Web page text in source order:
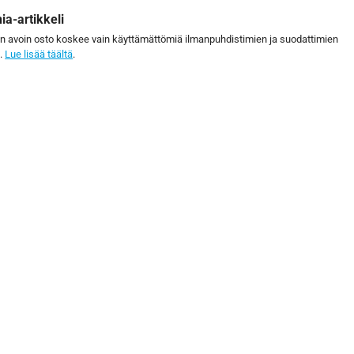
artikkeli
avoin osto koskee vain käyttämättömiä ilmanpuhdistimien ja suodattimien
Lue lisää täältä.